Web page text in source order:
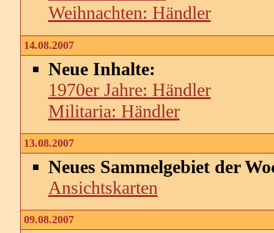
Weihnachten: Händler
14.08.2007
Neue Inhalte:
1970er Jahre: Händler
Militaria: Händler
13.08.2007
Neues Sammelgebiet der
Ansichtskarten
09.08.2007